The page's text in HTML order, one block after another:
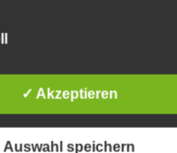
Weiden
weihnachtliche Dekoration
Grundverordnung (DS-
Unsere
und Geschäftspartner
sein. Um dies zu
möchten wir vorab die
✓ Akzeptieren
Auswahl speichern